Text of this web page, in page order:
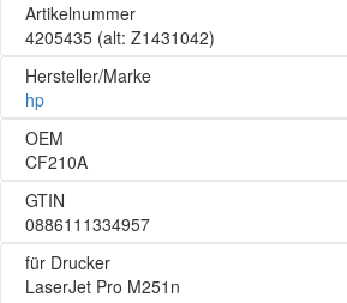
Artikelnummer
4205435 (alt: Z1431042)
Hersteller/Marke
hp
OEM
CF210A
GTIN
0886111334957
für Drucker
LaserJet Pro M251n